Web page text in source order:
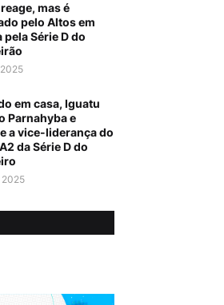
mas é
pelo Altos em
Série D do
em casa, Iguatu
Parnahyba e
a vice-liderança do
da Série D do
2025